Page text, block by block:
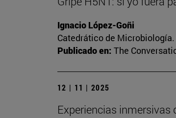
Ignacio López-Goñi
Catedrático de
Publicado en: The
12 | 11 | 2025
Experiencias inmersivas